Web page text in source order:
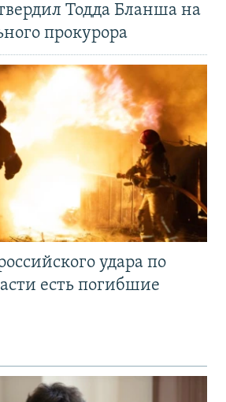
Тодда Бланша на
прокурора
удара по
есть погибшие